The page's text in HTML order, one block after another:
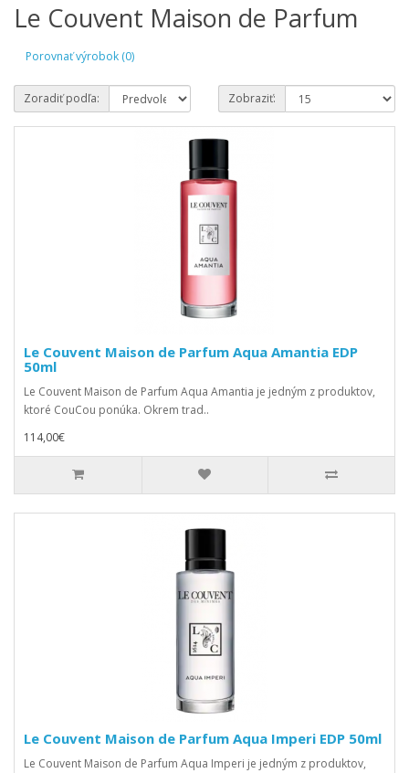
Le Couvent Maison de Parfum
Porovnať výrobok (0)
Zoradiť podľa: Zobraziť:
Le Couvent Maison de Parfum Aqua Amantia EDP
50ml
Le Couvent Maison de Parfum Aqua Amantia je jedným z produktov,
ktoré CouCou ponúka. Okrem trad..
114,00€
Le Couvent Maison de Parfum Aqua Imperi EDP 50ml
Le Couvent Maison de Parfum Aqua Imperi je jedným z produktov,